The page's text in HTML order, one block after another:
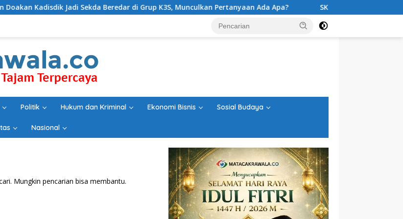
Jadi Sekda Beredar di Grup K3S, Munculkan Pertanyaan Ada Apa? SK Sudah Terbit, Baru Digelar
Politik Hukum dan Kriminal Ekonomi Bisnis Sosial Budaya
Nasional
Mungkin pencarian bisa membantu.